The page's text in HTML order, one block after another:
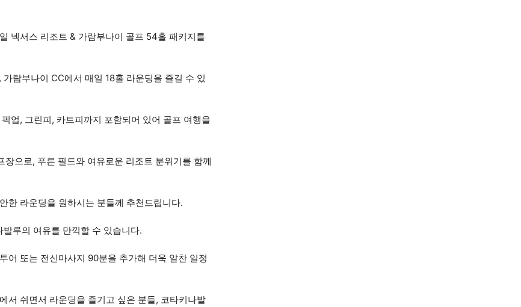
넥서스 리조트 & 가람부나이 골프 54홀 패키지를
람부나이 CC에서 매일 18홀 라운딩을 즐길 수 있
업, 그린피, 카트피까지 포함되어 있어 골프 여행을
으로, 푸른 필드와 여유로운 리조트 분위기를 함께
한 라운딩을 원하시는 분들께 추천드립니다.
루의 여유를 만끽할 수 있습니다.
어 또는 전신마사지 90분을 추가해 더욱 알찬 일정
서 쉬면서 라운딩을 즐기고 싶은 분들, 코타키나발